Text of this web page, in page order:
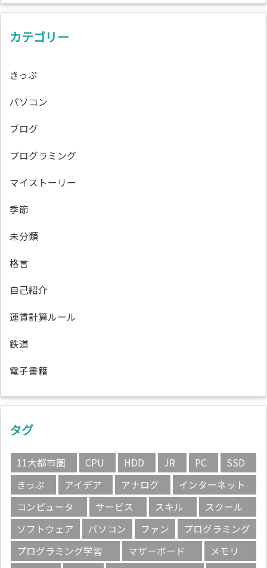
カテゴリー
きっぷ
パソコン
ブログ
プログラミング
マイストーリー
季節
未分類
格言
自己紹介
運賃計算ルール
鉄道
電子書籍
タグ
11大都市圏 CPU HDD JR PC
SSD
きっぷ
アイデア アナログ
インターネット
コンピュータ
サービス スキル
スクール
ソフトウェア
パソコン ファン
プログラミング
プログラミング学習
マザーボード
メモリ